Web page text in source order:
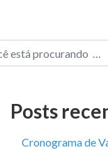
Posts
Cronograma de